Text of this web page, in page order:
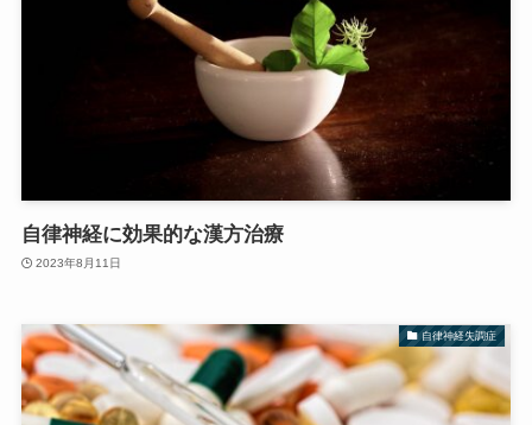
自律神経に効果的な漢方治療
2023年8月11日
自律神経失調症